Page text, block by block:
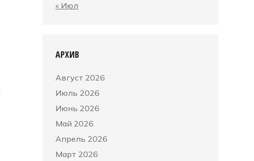
« Июл
АРХИВ
Август 2026
Июль 2026
Июнь 2026
Май 2026
Апрель 2026
Март 2026